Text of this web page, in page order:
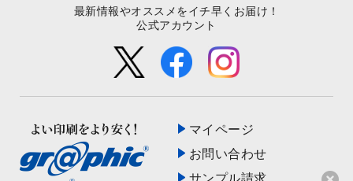
マイページ
お問い合わせ
サンプル請求
最新情報やオススメをイチ早くお届け！
公式アカウント